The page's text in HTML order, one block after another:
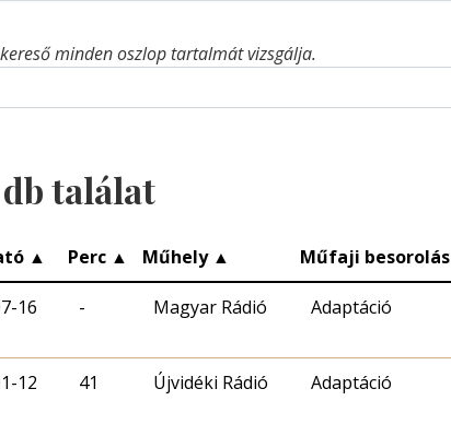
minden oszlop tartalmát vizsgálja.
db találat
▲ Perc ▲ Műhely ▲ Műfaji besorolás
16 - Magyar Rádió Adaptáció
12 41 Újvidéki Rádió Adaptáció